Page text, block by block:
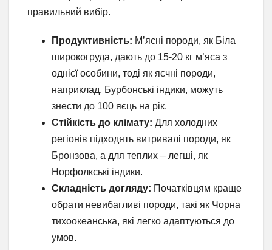
правильний вибір.
Продуктивність: М’ясні породи, як Біла
широкогруда, дають до 15-20 кг м’яса з
однієї особини, тоді як яєчні породи,
наприклад, Бурбонські індики, можуть
знести до 100 яєць на рік.
Стійкість до клімату: Для холодних
регіонів підходять витривалі породи, як
Бронзова, а для теплих – легші, як
Норфолкські індики.
Складність догляду: Початківцям краще
обрати невибагливі породи, такі як Чорна
тихоокеанська, які легко адаптуються до
умов.